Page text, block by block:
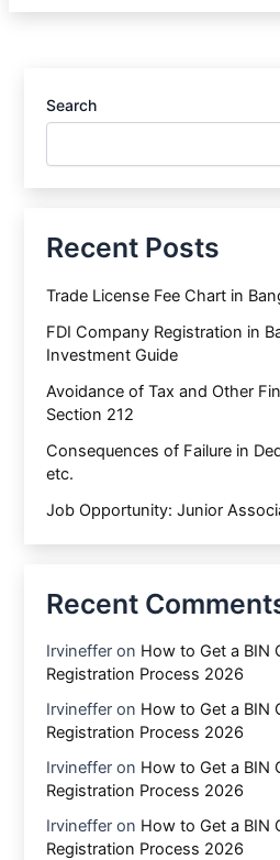
Search
Recent Posts
Trade License Fee Chart in
FDI Company Registration in
Investment Guide
Avoidance of Tax and Other
Section 212
Consequences of Failure in
etc.
Job Opportunity: Junior
Recent
Irvineffer on How to Get a BIN
Registration Process 2026
Irvineffer on How to Get a BIN
Registration Process 2026
Irvineffer on How to Get a BIN
Registration Process 2026
Irvineffer on How to Get a BIN
Registration Process 2026